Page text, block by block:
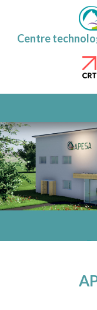
Centre
AU
CONTENU